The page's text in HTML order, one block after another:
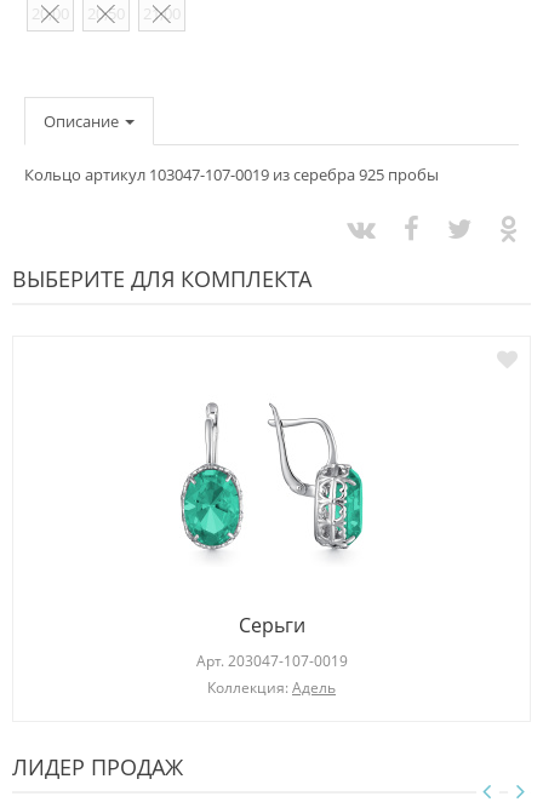
20,00
20,50 21,00
Описание
Кольцо артикул 103047-107-0019 из серебра 925 пробы
ВЫБЕРИТЕ ДЛЯ КОМПЛЕКТА
Серьги
Арт. 203047-107-0019
Коллекция: Адель
ЛИДЕР ПРОДАЖ